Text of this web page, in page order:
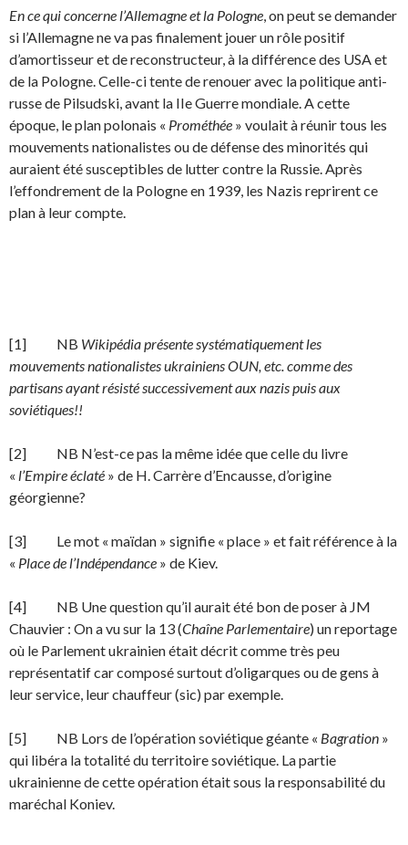
En ce qui concerne l’Allemagne et la Pologne, on peut se demander
si l’Allemagne ne va pas fina­lement jouer un rôle positif
d’amortisseur et de reconstructeur, à la différence des USA et
de la Pologne. Celle-ci tente de renouer avec la politique anti-
russe de Pilsudski, avant la IIe Guerre mondiale. A cette
époque, le plan polonais « Prométhée » voulait à réunir tous les
mouvements nationalistes ou de défense des minorités qui
auraient été susceptibles de lutter contre la Russie. Après
l’effondrement de la Pologne en 1939, les Nazis reprirent ce
plan à leur compte.
[1] NB Wikipédia présente systématiquement les
mouvements nationalistes ukrainiens OUN, etc. comme des
partisans ayant résisté successivement aux nazis puis aux
soviétiques!!
[2] NB N’est-ce pas la même idée que celle du livre
« l’Empire éclaté » de H. Carrère d’Encausse, d’origine
géorgienne?
[3] Le mot « maïdan » signifie « place » et fait référence à la
« Place de l’Indépendance » de Kiev.
[4] NB Une question qu’il aurait été bon de poser à JM
Chauvier : On a vu sur la 13 (Chaîne Parle­mentaire) un reportage
où le Parlement ukrainien était décrit comme très peu
représentatif car composé surtout d’oligarques ou de gens à
leur service, leur chauffeur (sic) par exemple.
[5] NB Lors de l’opération soviétique géante « Bagration »
qui libéra la totalité du territoire soviéti­que. La partie
ukrainienne de cette opération était sous la responsabilité du
maréchal Koniev.